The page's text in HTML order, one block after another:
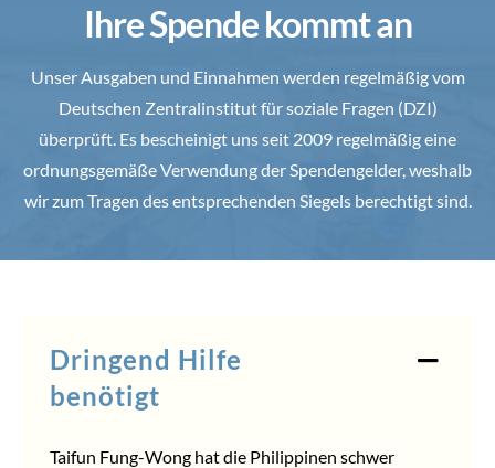
Ihre Spende kommt an
Unser Ausgaben und Einnahmen werden regelmäßig vom
Deutschen Zentralinstitut für soziale Fragen (DZI)
überprüft. Es bescheinigt uns seit 2009 regelmäßig eine
ordnungsgemäße Verwendung der Spendengelder, weshalb
wir zum Tragen des entsprechenden Siegels berechtigt sind.
Dringend Hilfe
benötigt
Taifun Fung-Wong hat die Philippinen schwer